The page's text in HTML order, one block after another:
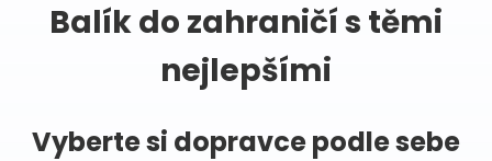
Balík do zahraničí s těmi
nejlepšími
Vyberte si dopravce podle sebe